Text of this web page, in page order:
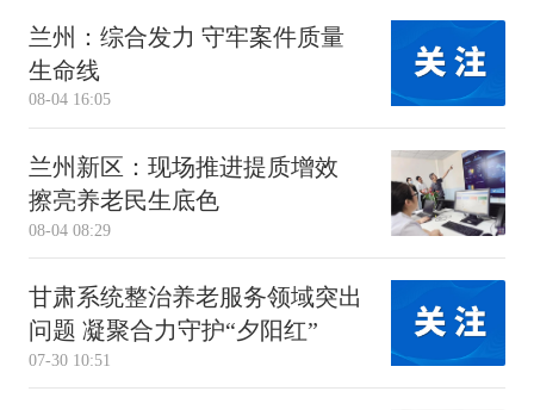
兰州：综合发力 守牢案件质量
生命线
08-04 16:05
兰州新区：现场推进提质增效
擦亮养老民生底色
08-04 08:29
甘肃系统整治养老服务领域突出
问题 凝聚合力守护“夕阳红”
07-30 10:51